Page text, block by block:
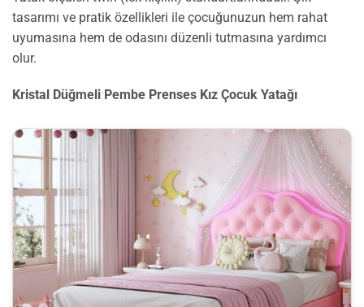
tasarımı ve pratik özellikleri ile çocuğunuzun hem rahat
uyumasına hem de odasını düzenli tutmasına yardımcı
olur.
Kristal Düğmeli Pembe Prenses Kız Çocuk Yatağı